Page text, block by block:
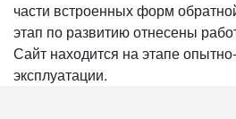
части встроенных форм
этап по развитию отнесены
Сайт находится на этапе
эксплуатации.